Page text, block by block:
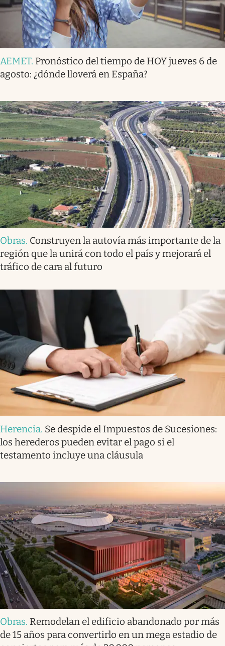
AEMET. Pronóstico del tiempo de HOY jueves 6 de
agosto: ¿dónde lloverá en España?
Obras. Construyen la autovía más importante de la
región que la unirá con todo el país y mejorará el
tráfico de cara al futuro
Herencia. Se despide el Impuestos de Sucesiones:
los herederos pueden evitar el pago si el
testamento incluye una cláusula
Obras. Remodelan el edificio abandonado por más
de 15 años para convertirlo en un mega estadio de